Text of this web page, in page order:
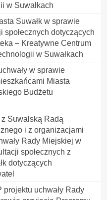
w Suwałkach
Suwałk w sprawie
dotyczących
– Kreatywne Centrum
w Suwałkach
w sprawie
Miasta
Budżetu
Suwalską Radą
i z organizacjami
Rady Miejskiej w
społecznych z
dotyczących
uchwały Rady